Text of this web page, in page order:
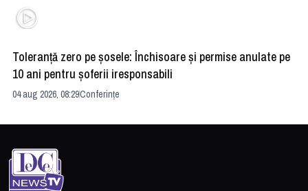
Toleranță zero pe șosele: Închisoare și permise anulate pe
10 ani pentru șoferii iresponsabili
04 aug 2026, 08:29Conferințe